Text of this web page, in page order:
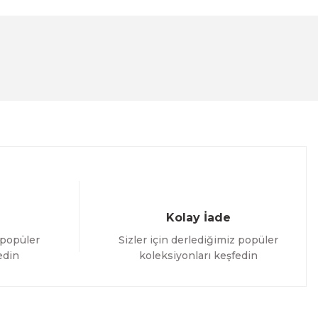
Kolay İade
Sizler için derlediğimiz popüler
koleksiyonları keşfedin